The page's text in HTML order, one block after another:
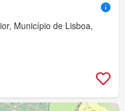
Município de Lisboa,